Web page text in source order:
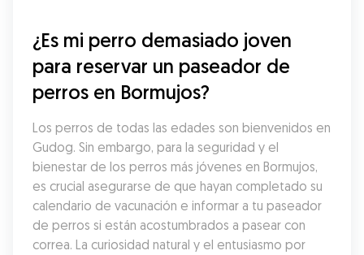
¿Es mi perro demasiado joven
para reservar un paseador de
perros en Bormujos?
Los perros de todas las edades son bienvenidos en
Gudog. Sin embargo, para la seguridad y el
bienestar de los perros más jóvenes en Bormujos,
es crucial asegurarse de que hayan completado su
calendario de vacunación e informar a tu paseador
de perros si están acostumbrados a pasear con
correa. La curiosidad natural y el entusiasmo por